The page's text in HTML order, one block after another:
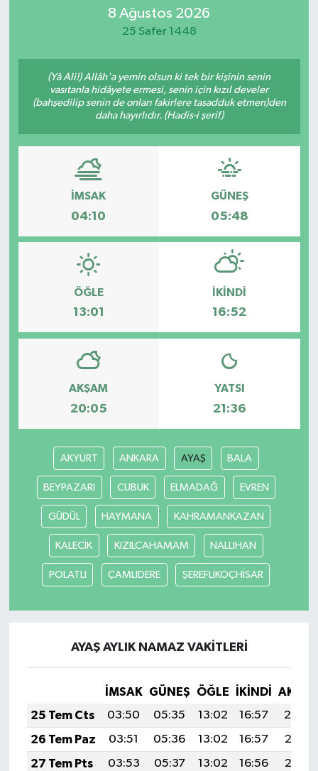
8 Ağustos 2026
25 Safer 1448
(Yâ Ali!) Allâh'a yemin olsun ki tek bir kişinin senin
vasıtanla hidâyete ermesi, senin için kızıl develer
(bahşedilip senin de onları fakirlere tasadduk etmen)den
daha hayırlıdır. (Hadis-i şerif)
İMSAK
04:10
GÜNEŞ
05:48
ÖĞLE
13:01
İKINDI
16:52
AKŞAM
20:05
YATSI
21:36
AKYURT ANKARA AYAŞ BALA
BEYPAZARI CUBUK ELMADAĞ EVREN
GÜDÜL HAYMANA KAHRAMANKAZAN
KALECİK KIZILCAHAMAM NALLIHAN
POLATLI ÇAMLIDERE ŞEREFLİKOÇHİSAR
AYAŞ AYLIK NAMAZ VAKITLERI
İMSAK GÜNEŞ ÖĞLE İKINDI
25 Tem Cts
03:50 05:35 13:02 16:57
20:19
26 Tem Paz
03:51 05:36 13:02 16:57
20:18
27 Tem Pts
03:53 05:37 13:02 16:56
20:17
Teknoloji
TRABZON
TRABZONSPOR